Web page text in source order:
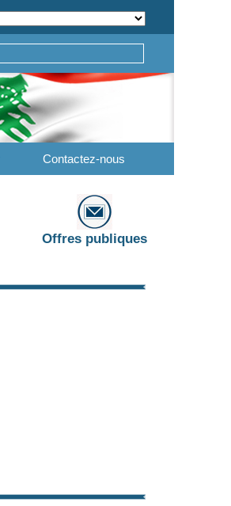
Contactez-nous
Offres publiques